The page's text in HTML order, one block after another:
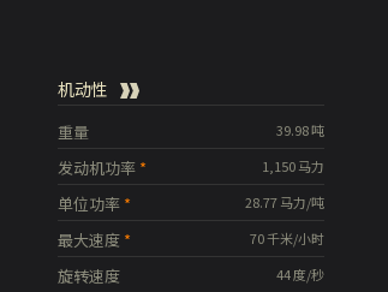
机动性
39.98吨
重量
1,150马力
发动机功率
28.77马力/吨
单位功率
70千米/小时
最大速度
44度/秒
旋转速度